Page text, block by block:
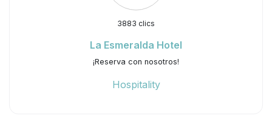
3883 clics
La Esmeralda Hotel
¡Reserva con nosotros!
Hospitality